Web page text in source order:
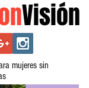
Visión
mujeres sin